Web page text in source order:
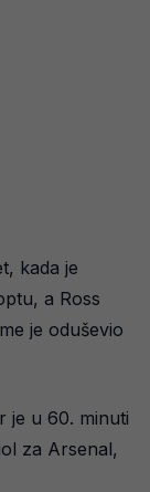
kada je
a Ross
je oduševio
je u 60. minuti
za Arsenal,